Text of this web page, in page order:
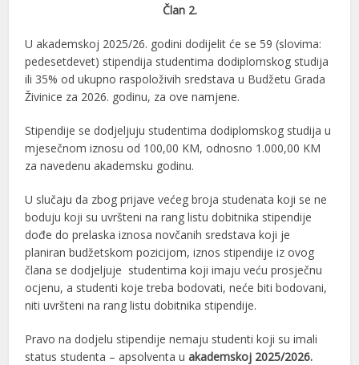
Član 2.
U akademskoj 2025/26. godini dodijelit će se 59 (slovima:
pedesetdevet) stipendija studentima dodiplomskog studija
ili 35% od ukupno raspoloživih sredstava u Budžetu Grada
Živinice za 2026. godinu, za ove namjene.
Stipendije se dodjeljuju studentima dodiplomskog studija u
mjesečnom iznosu od 100,00 KM, odnosno 1.000,00 KM
za navedenu akademsku godinu.
U slučaju da zbog prijave većeg broja studenata koji se ne
boduju koji su uvršteni na rang listu dobitnika stipendije
dođe do prelaska iznosa novčanih sredstava koji je
planiran budžetskom pozicijom, iznos stipendije iz ovog
člana se dodjeljuje studentima koji imaju veću prosječnu
ocjenu, a studenti koje treba bodovati, neće biti bodovani,
niti uvršteni na rang listu dobitnika stipendije.
Pravo na dodjelu stipendije nemaju studenti koji su imali
status studenta – apsolventa uakademskoj 2025/2026.